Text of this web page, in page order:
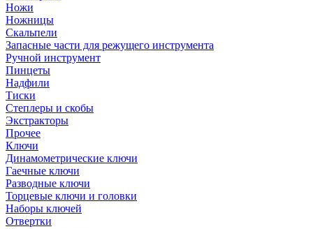
Ножи
Ножницы
Скальпели
Запасные части для режущего инструмента
Ручной инструмент
Пинцеты
Надфили
Тиски
Степлеры и скобы
Экстракторы
Прочее
Ключи
Динамометрические ключи
Гаечные ключи
Разводные ключи
Торцевые ключи и головки
Наборы ключей
Отвертки